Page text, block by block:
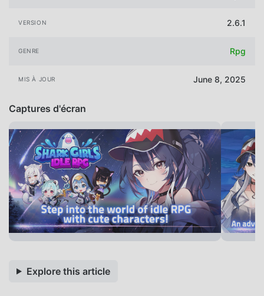
VERSION 2.6.1
GENRE Rpg
MIS À JOUR June 8, 2025
Captures d'écran
Explore this article